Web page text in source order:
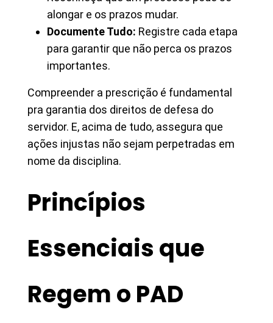
alongar e os prazos mudar.
Documente Tudo: Registre cada etapa
para garantir que não perca os prazos
importantes.
Compreender a prescrição é fundamental
pra garantia dos direitos de defesa do
servidor. E, acima de tudo, assegura que
ações injustas não sejam perpetradas em
nome da disciplina.
Princípios
Essenciais que
Regem o PAD